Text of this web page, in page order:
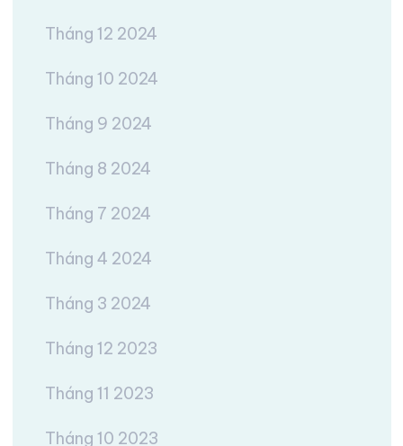
Tháng 12 2024
Tháng 10 2024
Tháng 9 2024
Tháng 8 2024
Tháng 7 2024
Tháng 4 2024
Tháng 3 2024
Tháng 12 2023
Tháng 11 2023
Tháng 10 2023